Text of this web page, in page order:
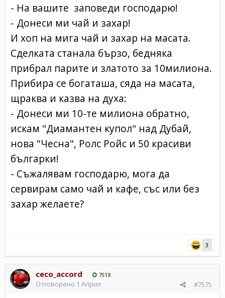
- На вашите заповеди господарю!
- Донеси ми чай и захар!
И хоп на мига чай и захар на масата.
Сделката станала бързо, бедняка
прибрал парите и златото за 10милиона.
Прибира се богаташа, сяда на масата,
щраква и казва на духа:
- Донеси ми 10-те милиона обратно,
искам "Диамантен купол" над Дубай,
нова "Чесна", Ролс Ройс и 50 красиви
българки!
- Съжалявам господарю, мога да
сервирам само чай и кафе, със или без
захар желаете?
3
ceco_accord 7518
#7575
Отговорено 1 Април